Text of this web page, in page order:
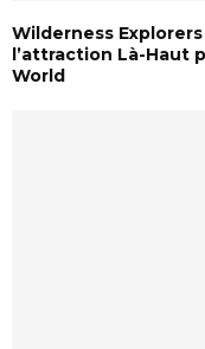
Wilderness
l’attraction Là-Haut
World